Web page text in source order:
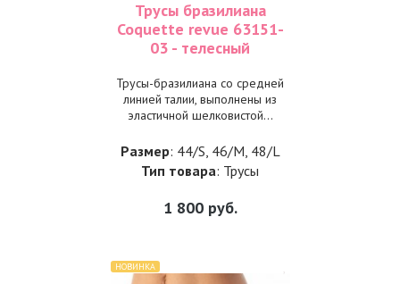
Трусы бразилиана
Coquette revue 63151-
03 - телесный
Трусы-бразилиана со средней
линией талии, выполнены из
эластичной шелковистой...
Размер: 44/S, 46/M, 48/L
Тип товара: Трусы
1 800руб.
НОВИНКА